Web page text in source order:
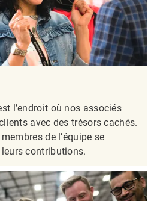
l’endroit où nos associés
avec des trésors cachés.
de l’équipe se
contributions.​​​​​​​